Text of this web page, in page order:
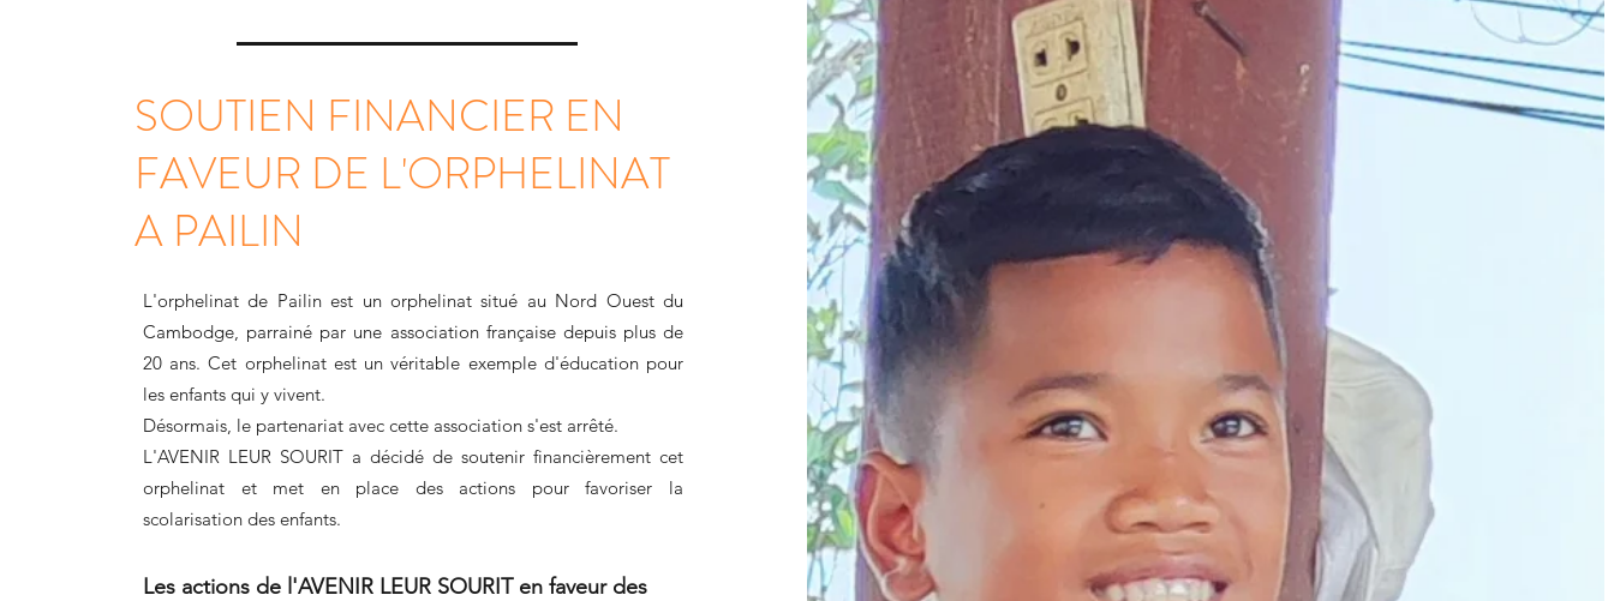
SOUTIEN FINANCIER EN
FAVEUR DE L'ORPHELINAT
A PAILIN
L'orphelinat de Pailin est un orphelinat situé au Nord Ouest du
Cambodge, parrainé par une association française depuis plus de
20 ans. Cet orphelinat est un véritable exemple d'éducation pour
les enfants qui y vivent.
Désormais, le partenariat avec cette association s'est arrêté.
L'AVENIR LEUR SOURIT a décidé de soutenir financièrement cet
orphelinat et met en place des actions pour favoriser la
scolarisation des enfants.
Les actions de l'AVENIR LEUR SOURIT en faveur des